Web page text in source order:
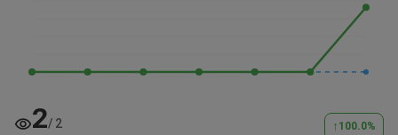
UNSER FINANZIERUNGSBEISPIEL:
dieses Fahrzeug
2/ 2 ↑ 100.0%